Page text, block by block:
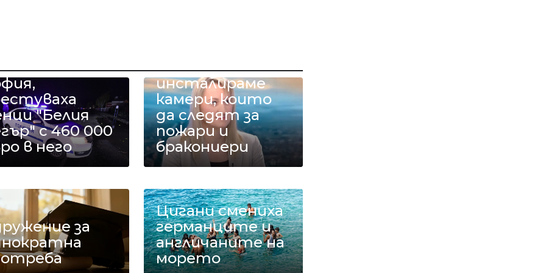
в
"Белия
с 460 000
в него
Рила
инсталираме
камери, които
да следят за
пожари и
бракониери
за
Цигани смениха
германците и
англичаните на
морето